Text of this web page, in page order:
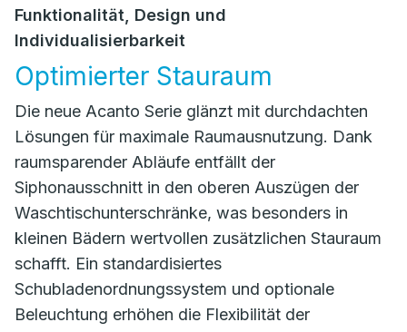
Funktionalität, Design und
Individualisierbarkeit
Optimierter Stauraum
Die neue Acanto Serie glänzt mit durchdachten
Lösungen für maximale Raumausnutzung. Dank
raumsparender Abläufe entfällt der
Siphonausschnitt in den oberen Auszügen der
Waschtischunterschränke, was besonders in
kleinen Bädern wertvollen zusätzlichen Stauraum
schafft. Ein standardisiertes
Schubladenordnungssystem und optionale
Beleuchtung erhöhen die Flexibilität der